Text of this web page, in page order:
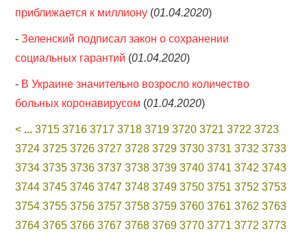
приближается к миллиону (01.04.2020)
-Зеленский подписал закон о сохранении
социальных гарантий (01.04.2020)
- В Украине значительно возросло количество
больных коронавирусом (01.04.2020)
< ... 3715 3716 3717 3718 3719 3720 3721 3722 3723
3724 3725 3726 3727 3728 3729 3730 3731 3732 3733
3734 3735 3736 3737 3738 3739 3740 3741 3742 3743
3744 3745 3746 3747 3748 3749 3750 3751 3752 3753
3754 3755 3756 3757 3758 3759 3760 3761 3762 3763
3764 3765 3766 3767 3768 3769 3770 3771 3772 3773